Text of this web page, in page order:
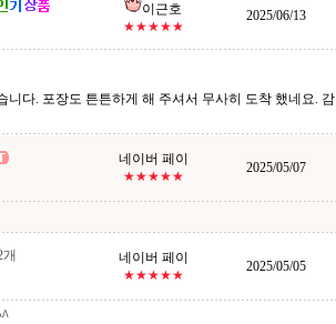
이근호
★★★★★
2025/06/13
다. 포장도 튼튼하게 해 주셔서 무사히 도착 했네요. 감
네이버 페이
★★★★★
2025/05/07
네이버 페이
★★★★★
2025/05/05